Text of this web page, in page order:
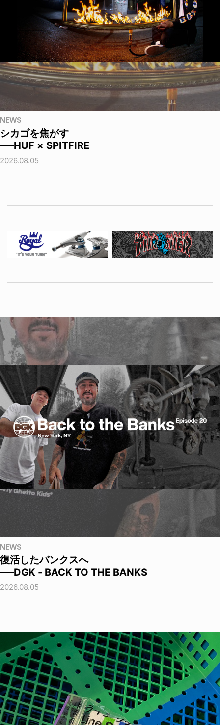
NEWS
シカゴを焦がす
──HUF × SPITFIRE
2026.08.05
NEWS
復活したバンクスへ
──DGK - BACK TO THE BANKS
2026.08.05